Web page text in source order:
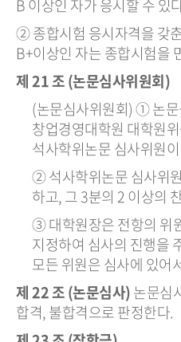
B 이상인 자가 응시할 수 있
② 종합시험 응시자격을 갖
B+이상인 자는 종합시험을
제 21 조 (논문심사위원회)
(논문심사위원회) ① 논
창업경영대학원 대학원
석사학위논문 심사위원
② 석사학위논문 심사위
하고, 그 3분의 2 이상의
③ 대학원장은 전항의 위
지정하여 심사의 진행을
모든 위원은 심사에 있어
제 22 조 (논문심사)논문심
합격, 불합격으로 판정한다.